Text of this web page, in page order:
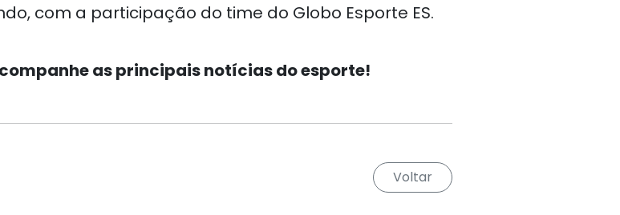
com a participação do time do Globo Esporte ES.
as principais notícias do esporte!
Voltar